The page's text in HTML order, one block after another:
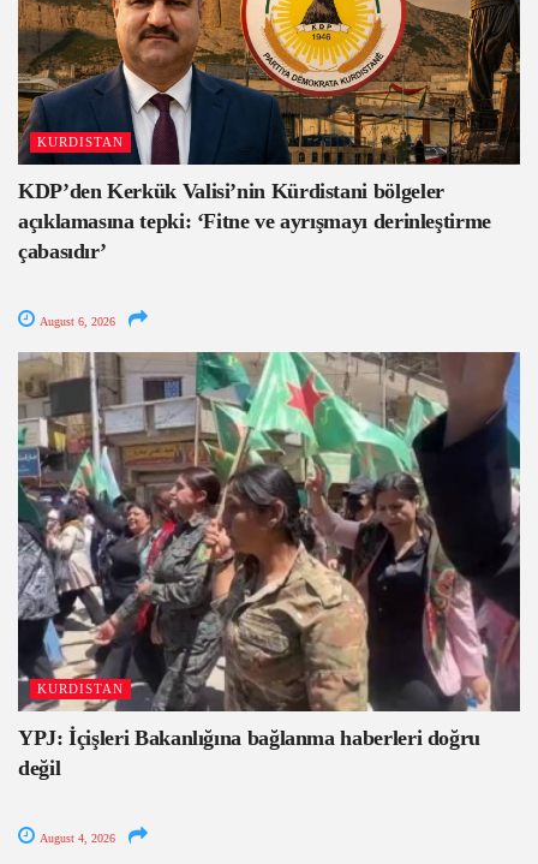
KURDISTAN
KDP’den Kerkük Valisi’nin Kürdistani bölgeler
açıklamasına tepki: ‘Fitne ve ayrışmayı derinleştirme
çabasıdır’
August 6, 2026
KURDISTAN
YPJ: İçişleri Bakanlığına bağlanma haberleri doğru
değil
August 4, 2026